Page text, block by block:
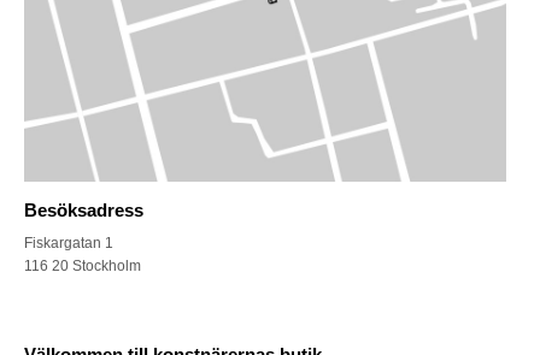
Besöksadress
Fiskargatan 1
116 20 Stockholm